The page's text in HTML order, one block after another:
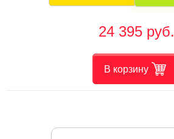
24 395 руб.
В корзину